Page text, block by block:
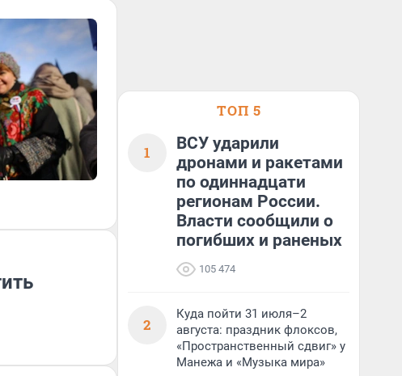
ТОП 5
1
ВСУ ударили
дронами и ракетами
по одиннадцати
регионам России.
Власти сообщили о
погибших и раненых
105 474
2
Куда пойти 31 июля–2
августа: праздник флоксов,
«Пространственный сдвиг» у
Манежа и «Музыка мира»